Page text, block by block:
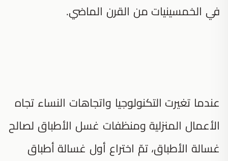
في الخمسينيات من القرن الماضي.
عندما تغيرت التكنولوجيا واتجاهات النساء تجاه
الأعمال المنزلية ومنظفات غسل الأطباق لصالح
غسالة الأطباق، تمّ اختراع أول غسالة أطباق